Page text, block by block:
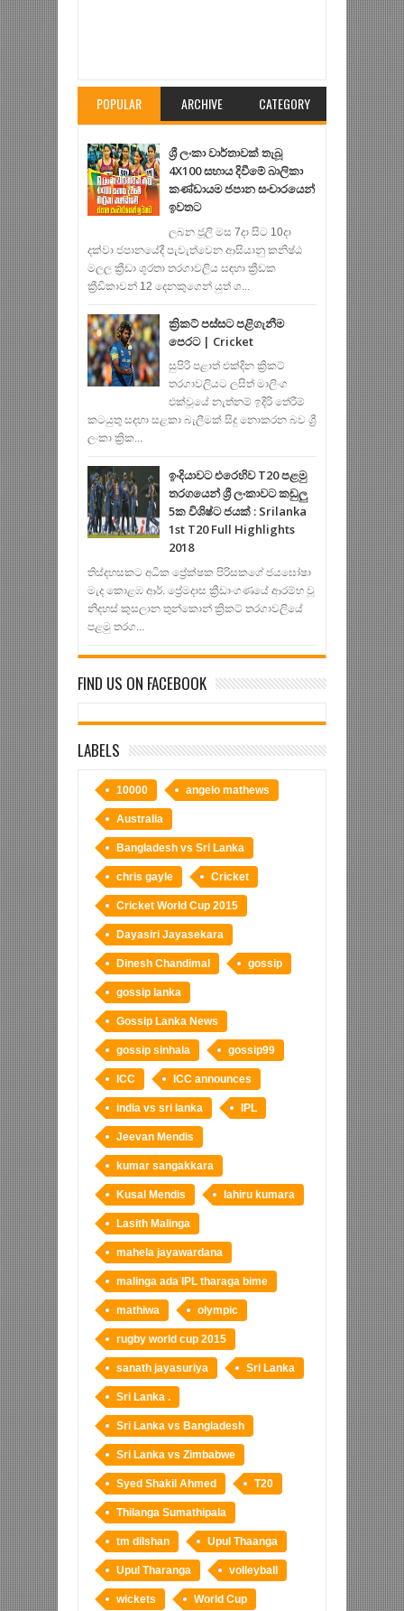
POPULAR ARCHIVE CATEGORY
ශ්‍රී ලංකා වාර්තාවක් තැබූ
4X100 සහාය දිවීමේ බාලිකා
කණ්ඩායම ජපාන සංචාරයෙන්
ඉවතට
ලබන ජූලි මස 7දා සිට 10දා
දක්වා ජපානයේදී පැවැත්වෙන ආසියානු කනිෂ්ඨ
මලල ක්‍රීඩා ශූරතා තරගාවලිය සඳහා ක්‍රීඩක
ක්‍රීඩිකාවන් 12 දෙනකුගෙන් යුත් ශ...
ක්‍රිකට් පස්සට පළිගැනීම
පෙරට | Cricket
සුපිරි පළාත් එක්දින ක්‍රිකට්
තරගාවලියට ලසිත් මාලිංග
එක්වූයේ නැත්නම් ඉදිරි තේරීම්
කටයුතු සදහා සළකා බැලීමක් සිදු නොකරන බව ශ්‍රී
ලංකා ක්‍රික...
ඉංදියාවට එරෙහිව T20 පළමු
තරගයෙන් ශ්‍රී ලංකාවට කඩුලු
5ක විශිෂ්ට ජයක් : Srilanka
1st T20 Full Highlights
2018
තිස්දහසකට අධික ප්‍රේක්ෂක පිරිසකගේ ජයඝෝෂා
මැද කොළඹ ආර්. ප්‍රේමදාස ක්‍රීඩාංගණයේ ආරම්භ වූ
නිදහස් කුසලාන තුන්කොන් ක්‍රිකට් තරගාවලියේ
පළමු තරග...
FIND US ON FACEBOOK
LABELS
10000 angelo mathews
Australia
Bangladesh vs Sri Lanka
chris gayle Cricket
Cricket World Cup 2015
Dayasiri Jayasekara
Dinesh Chandimal gossip
gossip lanka
Gossip Lanka News
gossip sinhala gossip99
ICC ICC announces
india vs sri lanka IPL
Jeevan Mendis
kumar sangakkara
Kusal Mendis lahiru kumara
Lasith Malinga
mahela jayawardana
malinga ada IPL tharaga bime
mathiwa olympic
rugby world cup 2015
sanath jayasuriya Sri Lanka
Sri Lanka .
Sri Lanka vs Bangladesh
Sri Lanka vs Zimbabwe
Syed Shakil Ahmed T20
Thilanga Sumathipala
tm dilshan Upul Thaanga
Upul Tharanga volleyball
wickets World Cup